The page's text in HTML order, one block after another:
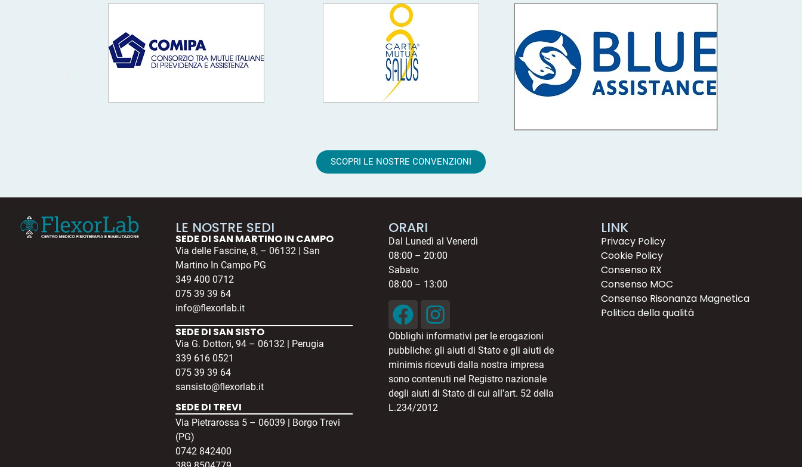
SCOPRI LE NOSTRE CONVENZIONI
LE NOSTRE SEDI
SEDE DI SAN MARTINO IN CAMPO
Via delle Fascine, 8, – 06132 | San
Martino In Campo PG
349 400 0712
075 39 39 64
info@flexorlab.it
SEDE DI SAN SISTO
Via G. Dottori, 94 – 06132 | Perugia
339 616 0521
075 39 39 64
sansisto@flexorlab.it
SEDE DI TREVI
Via Pietrarossa 5 – 06039 | Borgo Trevi
(PG)
0742 842400
ORARI
Dal Lunedì al Venerdì
08:00 – 20:00
Sabato
08:00 – 13:00
Obblighi informativi per le erogazioni
pubbliche: gli aiuti di Stato e gli aiuti de
minimis ricevuti dalla nostra impresa
sono contenuti nel Registro nazionale
degli aiuti di Stato di cui all’art. 52 della
L.234/2012
LINK
Privacy Policy
Cookie Policy
Consenso RX
Consenso MOC
Consenso Risonanza Magnetica
Politica della qualità